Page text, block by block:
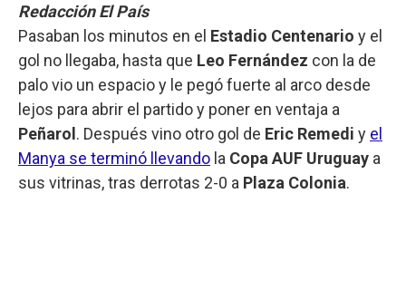
Redacción El País
Pasaban los minutos en el Estadio Centenario y el
gol no llegaba, hasta que Leo Fernández con la de
palo vio un espacio y le pegó fuerte al arco desde
lejos para abrir el partido y poner en ventaja a
Peñarol . Después vino otro gol de Eric Remedi y el
Manya se terminó llevando la Copa AUF Uruguay a
sus vitrinas, tras derrotas 2-0 a Plaza Colonia.